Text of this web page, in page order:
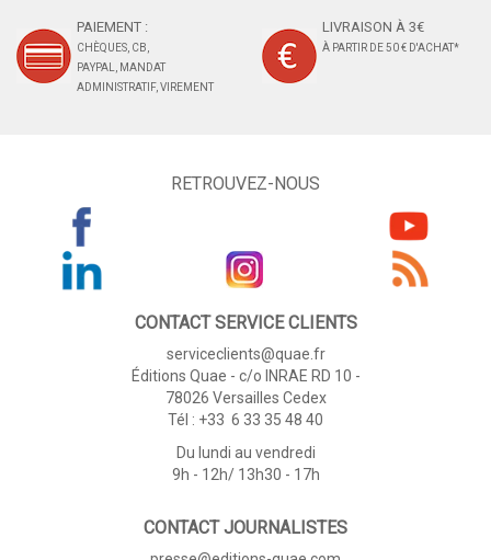
PAIEMENT :
CHÈQUES, CB,
PAYPAL, MANDAT
ADMINISTRATIF, VIREMENT
LIVRAISON À 3€
À PARTIR DE 50 € D'ACHAT*
RETROUVEZ-NOUS
CONTACT SERVICE CLIENTS
serviceclients@quae.fr
Éditions Quae - c/o INRAE RD 10 -
78026 Versailles Cedex
Tél : +33 6 33 35 48 40
Du lundi au vendredi
9h - 12h/ 13h30 - 17h
CONTACT JOURNALISTES